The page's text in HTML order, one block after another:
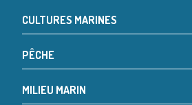
CULTURES MARINES
PÊCHE
MILIEU MARIN